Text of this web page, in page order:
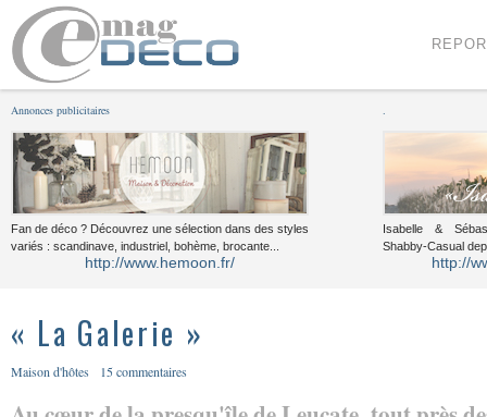
Annonces publicitaires
Fan de déco ? Découvrez une sélection dans des styles
variés : scandinave, industriel, bohème, brocante...
http://www.hemoon.fr/
Isabelle &
Shabby-Casual
http://
« La Galerie »
Maison d'hôtes 15 commentaires